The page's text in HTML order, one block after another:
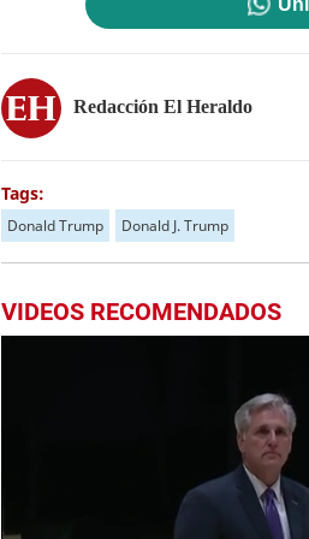
Redacción El Heraldo
Tags:
Donald Trump Donald J. Trump
VIDEOS RECOMENDADOS